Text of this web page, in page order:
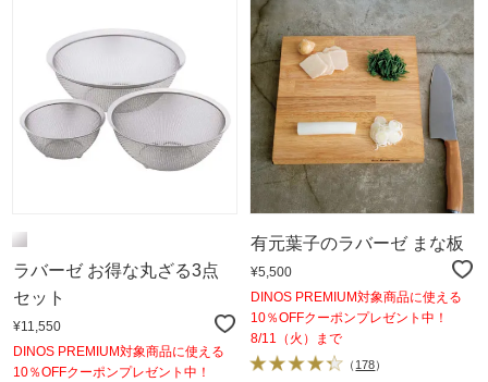
ラバーゼ お得な丸ざる3点
セット
¥11,550
DINOS PREMIUM対象商品に使える
10％OFFクーポンプレゼント中！
有元葉子のラバーゼ まな板
¥5,500
DINOS PREMIUM対象商品に使える
10％OFFクーポンプレゼント中！
8/11（火）まで
（ 178）